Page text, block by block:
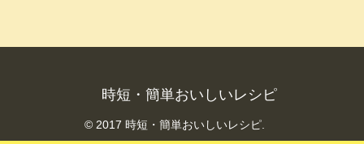
時短・簡単おいしいレシピ
© 2017 時短・簡単おいしいレシピ.